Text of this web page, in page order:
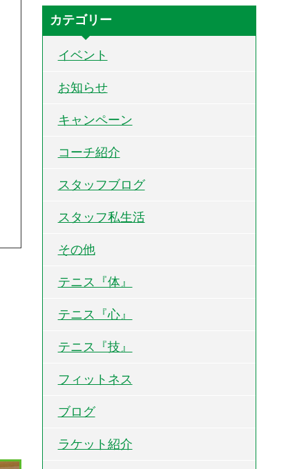
カテゴリー
イベント
お知らせ
キャンペーン
コーチ紹介
スタッフブログ
スタッフ私生活
その他
テニス『体』
テニス『心』
テニス『技』
フィットネス
ブログ
ラケット紹介